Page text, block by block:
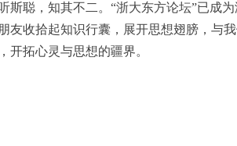
斯聪，知其不二。“浙大东方论坛”已成
友收拾起知识行囊，展开思想翅膀，与
开拓心灵与思想的疆界。